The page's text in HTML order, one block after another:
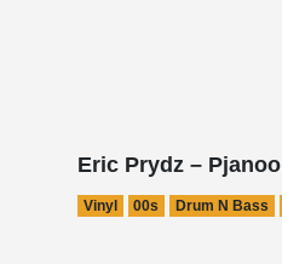
Eric Prydz – Pjanoo
Vinyl 00s Drum N Bass